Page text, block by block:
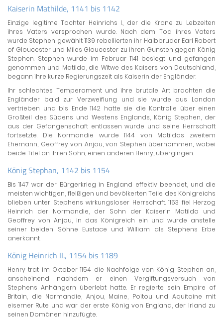
Kaiserin Mathilde, 1141 bis 1142
Einzige legitime Tochter Heinrichs I., der die Krone zu Lebzeiten
ihres Vaters versprochen wurde. Nach dem Tod ihres Vaters
wurde Stephen gewählt. 1139 rebellierten ihr Halbbruder Earl Robert
of Gloucester und Miles Gloucester zu ihren Gunsten gegen König
Stephen. Stephen wurde im Februar 1141 besiegt und gefangen
genommen und Matilda, die Witwe des Kaisers von Deutschland,
begann ihre kurze Regierungszeit als Kaiserin der Engländer.
Ihr schlechtes Temperament und ihre brutale Art brachten die
Engländer bald zur Verzweiflung und sie wurde aus London
vertrieben und bis Ende 1142 hatte sie die Kontrolle über einen
Großteil des Südens und Westens Englands, König Stephen, der
aus der Gefangenschaft entlassen wurde und seine Herrschaft
fortsetzte. Die Normandie wurde 1144 von Matildas zweitem
Ehemann, Geoffrey von Anjou, von Stephen übernommen, wobei
beide Titel an ihren Sohn, einen anderen Henry, übergingen.
König Stephan, 1142 bis 1154
Bis 1147 war der Bürgerkrieg in England effektiv beendet, und die
meisten wichtigen, fleißigen und bevölkerten Teile des Königreichs
blieben unter Stephens wirkungsloser Herrschaft. 1153 fiel Herzog
Heinrich der Normandie, der Sohn der Kaiserin Matilda und
Geoffrey von Anjou, in das Königreich ein und wurde anstelle
seiner beiden Söhne Eustace und William als Stephens Erbe
anerkannt.
König Heinrich II., 1154 bis 1189
Henry trat im Oktober 1154 die Nachfolge von König Stephen an,
anscheinend nachdem er einen Vergiftungsversuch von
Stephens Anhängern überlebt hatte. Er regierte sein Empire of
Britain, die Normandie, Anjou, Maine, Poitou und Aquitaine mit
eiserner Rute und war der erste König von England, der Irland zu
seinen Domänen hinzufügte.